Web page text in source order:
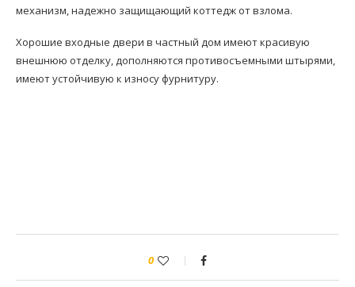
механизм, надежно защищающий коттедж от взлома.
Хорошие входные двери в частный дом имеют красивую
внешнюю отделку, дополняются противосъемными штырями,
имеют устойчивую к износу фурнитуру.
0